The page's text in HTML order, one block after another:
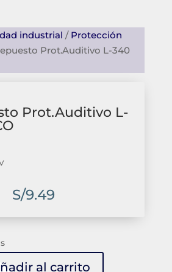
industrial / Protección
Prot.Auditivo L-340
Prot.Auditivo L-
S/9.49
al carrito